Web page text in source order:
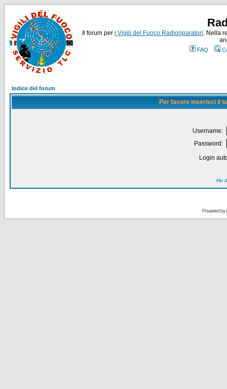
Il forum per i Vigili del Fuoco Radioriparatori. Nella
FAQ
Indice del forum
Per favore inserisci il
Username:
Password:
Login
Ho
Powered by